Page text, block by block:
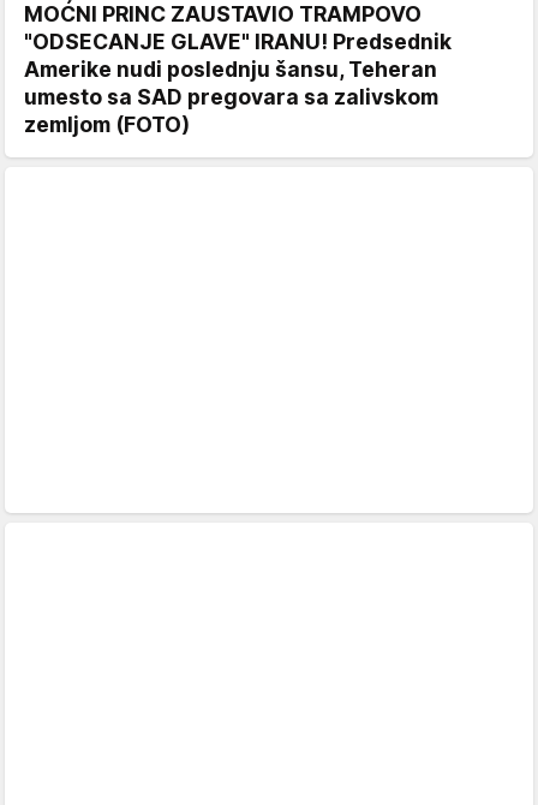
MOĆNI PRINC ZAUSTAVIO TRAMPOVO
"ODSECANJE GLAVE" IRANU! Predsednik
Amerike nudi poslednju šansu, Teheran
umesto sa SAD pregovara sa zalivskom
zemljom (FOTO)